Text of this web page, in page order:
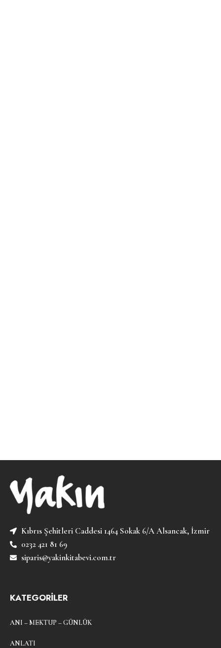
Kıbrıs Şehitleri Caddesi 1464 Sokak 6/A Alsancak, İzmir
0232 421 81 69
siparis@yakinkitabevi.com.tr
KATEGORİLER
ANI – MEKTUP – GÜNLÜK
ANLATI